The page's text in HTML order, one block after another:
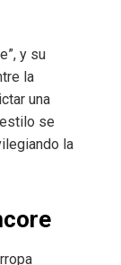
y su
la
una
se
la